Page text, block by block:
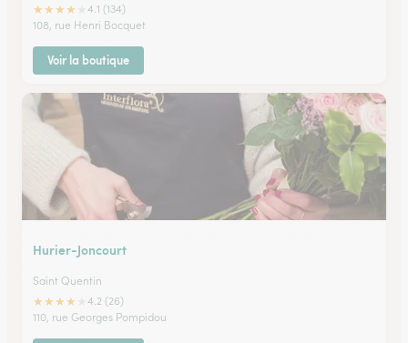
★★★★
4.1 (134)
108, rue Henri Bocquet
Voir la boutique
Hurier-Joncourt
Saint Quentin
★★★★
4.2 (26)
110, rue Georges Pompidou